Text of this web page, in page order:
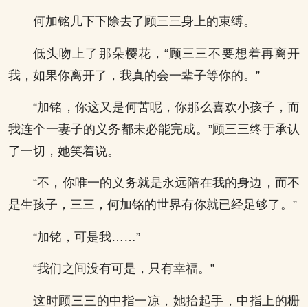
何加铭几下下除去了顾三三身上的束缚。
低头吻上了那朵樱花，“顾三三不要想着再离开
我，如果你离开了，我真的会一辈子等你的。”
“加铭，你这又是何苦呢，你那么喜欢小孩子，而
我连个一妻子的义务都未必能完成。”顾三三终于承认
了一切，她笑着说。
“不，你唯一的义务就是永远陪在我的身边，而不
是生孩子，三三，何加铭的世界有你就已经足够了。”
“加铭，可是我……”
“我们之间没有可是，只有幸福。”
这时顾三三的中指一凉，她抬起手，中指上的栅